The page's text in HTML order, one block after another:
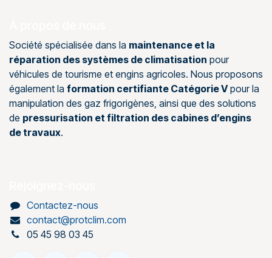
Société spécialisée dans la maintenance et la
réparation des systèmes de climatisation pour
véhicules de tourisme et engins agricoles. Nous proposons
également la formation certifiante Catégorie Vpour la
manipulation des gaz frigorigènes, ainsi que des solutions
de pressurisation et filtration des cabines d’engins
de travaux.
Contactez-nous
contact@protclim.com
05 45 98 03 45